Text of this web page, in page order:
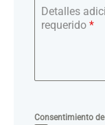
Detalles
requerido *
Consentimiento